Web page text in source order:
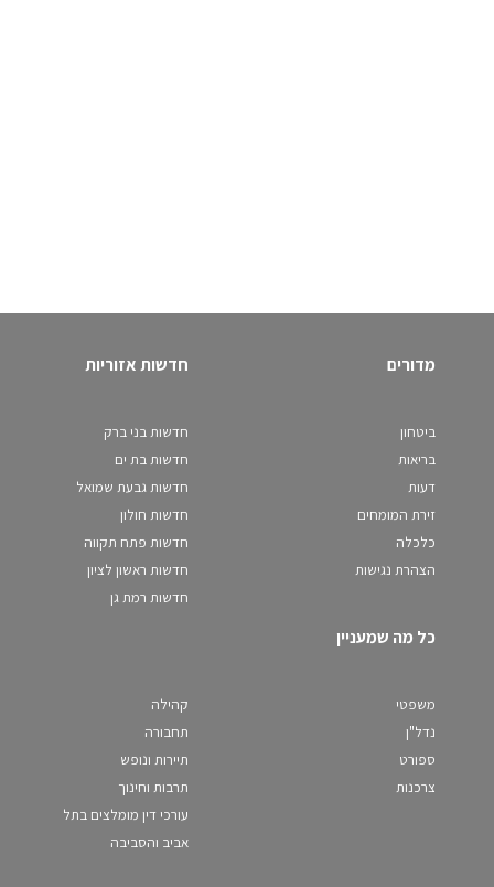
מדורים
ביטחון
בריאות
דעות
זירת המומחים
כלכלה
הצהרת נגישות
חדשות אזוריות
חדשות בני ברק
חדשות בת ים
חדשות גבעת שמואל
חדשות חולון
חדשות פתח תקווה
חדשות ראשון לציון
חדשות רמת גן
כל מה שמעניין
משפטי
נדל"ן
ספורט
צרכנות
קהילה
תחבורה
תיירות ונופש
תרבות וחינוך
עורכי דין מומלצים בתל
אביב והסביבה